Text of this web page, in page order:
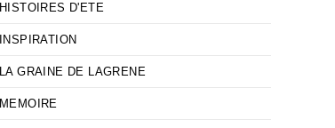
HISTOIRES D'ETE
INSPIRATION
LA GRAINE DE LAGRENE
MEMOIRE